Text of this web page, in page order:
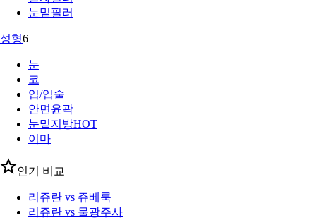
눈밑필러
성형6
눈
코
입/입술
안면윤곽
눈밑지방HOT
이마
인기 비교
리쥬란 vs 쥬베룩
리쥬란 vs 물광주사